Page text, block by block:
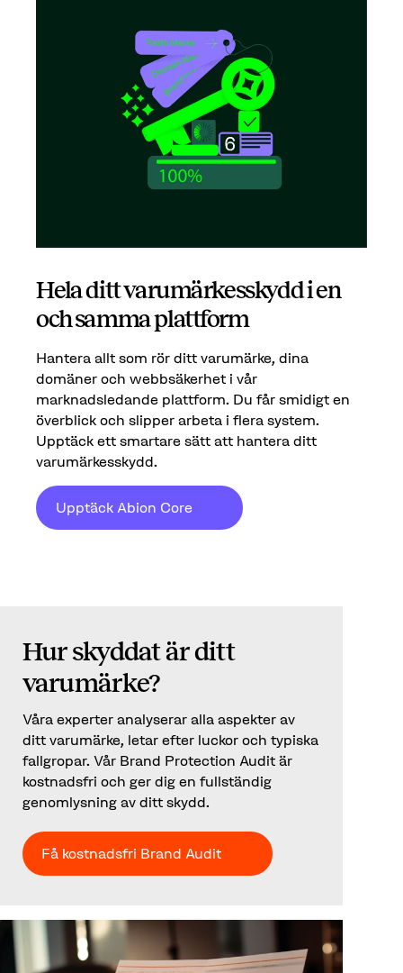
Hela ditt varumärkesskydd i en
och samma plattform
Hantera allt som rör ditt varumärke, dina
domäner och webbsäkerhet i vår
marknadsledande plattform. Du får smidigt en
överblick och slipper arbeta i flera system.
Upptäck ett smartare sätt att hantera ditt
varumärkesskydd.
Upptäck Abion Core
Hur skyddat är ditt
varumärke?
Våra experter analyserar alla aspekter av
ditt varumärke, letar efter luckor och typiska
fallgropar. Vår Brand Protection Audit är
kostnadsfri och ger dig en fullständig
genomlysning av ditt skydd.
Få kostnadsfri Brand Audit